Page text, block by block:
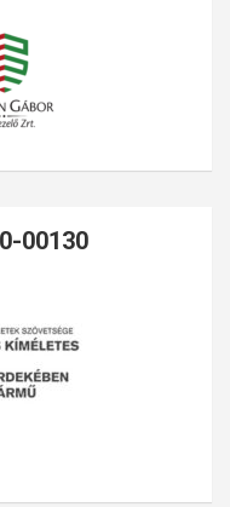
00130